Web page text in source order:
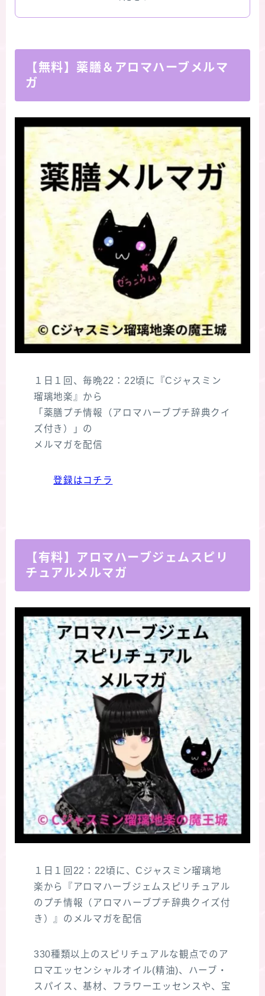
【無料】薬膳＆アロマハーブメルマ
ガ
１日１回、毎晩22：22頃に『Cジャスミン
瑠璃地楽』から
「薬膳プチ情報（アロマハーブプチ辞典クイ
ズ付き）」の
メルマガを配信
登録はコチラ
【有料】アロマハーブジェムスピリ
チュアルメルマガ
１日１回22：22頃に、Cジャスミン瑠璃地
楽から『アロマハーブジェムスピリチュアル
のプチ情報（アロマハーブプチ辞典クイズ付
き）』のメルマガを配信
330種類以上のスピリチュアルな観点でのア
ロマエッセンシャルオイル(精油)、ハーブ・
スパイス、基材、フラワーエッセンスや、宝